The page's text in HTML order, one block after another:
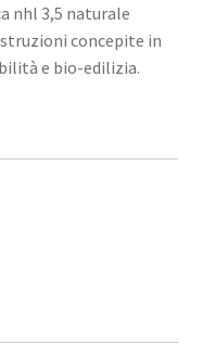
nhl 3,5 naturale
concepite in
e bio-edilizia.